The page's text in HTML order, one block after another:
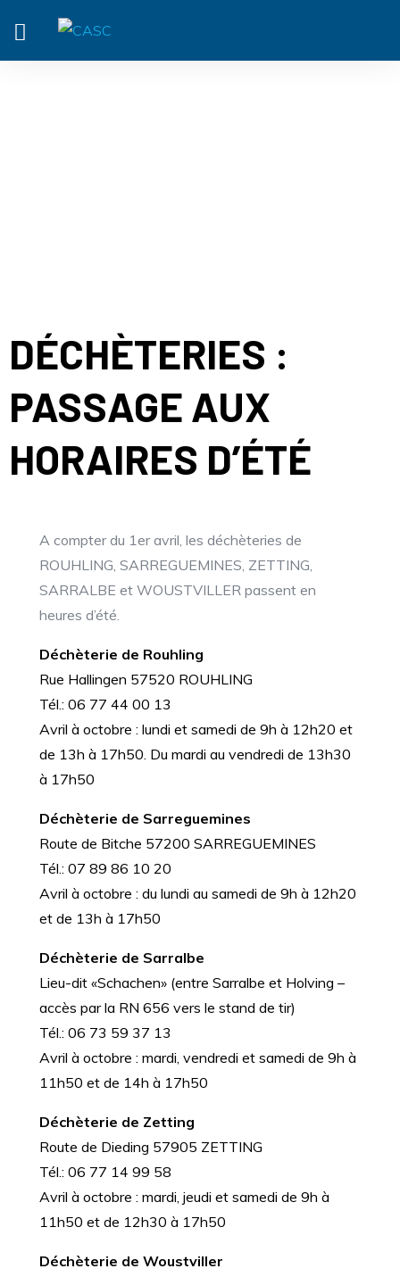
DÉCHÈTERIES :
PASSAGE AUX
HORAIRES D’ÉTÉ
A compter du 1er avril, les déchèteries de
ROUHLING, SARREGUEMINES, ZETTING,
SARRALBE et WOUSTVILLER passent en
heures d’été.
Déchèterie de Rouhling
Rue Hallingen 57520 ROUHLING
Tél.: 06 77 44 00 13
Avril à octobre : lundi et samedi de 9h à 12h20 et
de 13h à 17h50. Du mardi au vendredi de 13h30
à 17h50
Déchèterie de Sarreguemines
Route de Bitche 57200 SARREGUEMINES
Tél.: 07 89 86 10 20
Avril à octobre : du lundi au samedi de 9h à 12h20
et de 13h à 17h50
Déchèterie de Sarralbe
Lieu-dit «Schachen» (entre Sarralbe et Holving –
accès par la RN 656 vers le stand de tir)
Tél.: 06 73 59 37 13
Avril à octobre : mardi, vendredi et samedi de 9h à
11h50 et de 14h à 17h50
Déchèterie de Zetting
Route de Dieding 57905 ZETTING
Tél.: 06 77 14 99 58
Avril à octobre : mardi, jeudi et samedi de 9h à
11h50 et de 12h30 à 17h50
Déchèterie de Woustviller